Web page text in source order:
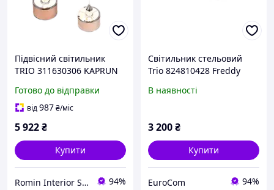
Підвісний світильник
TRIO 311630306 KAPRUN
Готово до відправки
від987₴/міс
5 922₴
Купити
Romin Interior Store 94%
Світильник стельовий
Trio 824810428 Freddy
В наявності
3 200₴
Купити
EuroCom 94%